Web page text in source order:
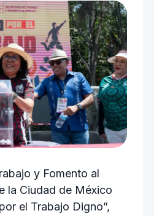
y Fomento al
la Ciudad de México
el Trabajo Digno”,